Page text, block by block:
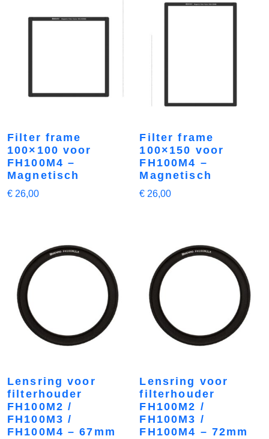
Filter frame
100×100 voor
FH100M4 –
Magnetisch
€ 26,00
Filter frame
100×150 voor
FH100M4 –
Magnetisch
€ 26,00
Lensring voor
filterhouder
FH100M2 /
FH100M3 /
FH100M4 – 67mm
Lensring voor
filterhouder
FH100M2 /
FH100M3 /
FH100M4 – 72mm